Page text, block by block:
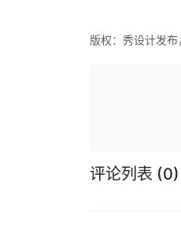
版权：秀设计发布
评论列表 (0)